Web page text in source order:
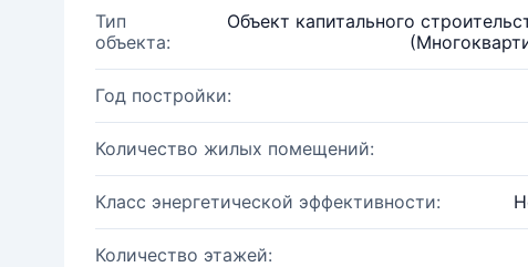
Тип
объекта:
Объект капитального
Год постройки:
Количество жилых помещений:
Класс энергетической эффективности:
Количество этажей: